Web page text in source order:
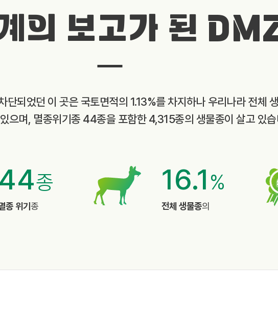
의 보고가 된
단되었던 이 곳은 국토면적의 1.13%를 차지하나 우리나라 전체
으며, 멸종위기종 44종을 포함한 4,315종의 생물종이 살고 있
44종
종 위기 종
16.1 %
전체 생물종의